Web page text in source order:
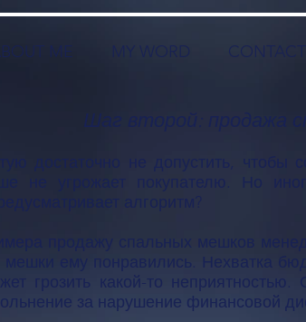
ME CONTACT
Шаг второй: продажа
достаточно не допустить,
не угрожает покупателю. Но
алгоритм?
продажу спальных мешков
мешки ему понравились. Нехватка
грозить какой-то
за нарушение финансовой